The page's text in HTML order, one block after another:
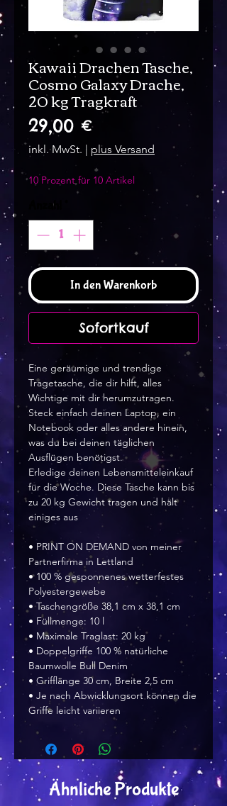
Kawaii Drachen Tasche,
Cosmo Galaxy Drache,
20 kg Tragkraft
29,00 €Preis
inkl. MwSt. | plus Versand
10 Prozent für 10 Artikel
Anzahl
In den Warenkorb
Sofortkauf
Eine geräumige und trendige
Tragetasche, die dir hilft, alles
Wichtige mit dir herumzutragen.
Steck einfach deinen Laptop, ein
Notebook oder alles andere hinein,
was du bei deinen täglichen
Ausflügen benötigst.
Erledige deinen Lebensmitteleinkauf
für die Woche. Diese Tasche kann bis
zu 20 kg Gewicht tragen und hält
einiges aus
• PRINT ON DEMAND von meiner
Partnerfirma in Lettland
• 100 % gesponnenes wetterfestes
Polyestergewebe
• Taschengröße 38,1 cm x 38,1 cm
• Füllmenge: 10 l
• Maximale Traglast: 20 kg
• Doppelgriffe 100 % natürliche
Baumwolle Bull Denim
• Grifflänge 30 cm, Breite 2,5 cm
• Je nach Abwicklungsort können die
Griffe leicht variieren
Ähnliche Produkte